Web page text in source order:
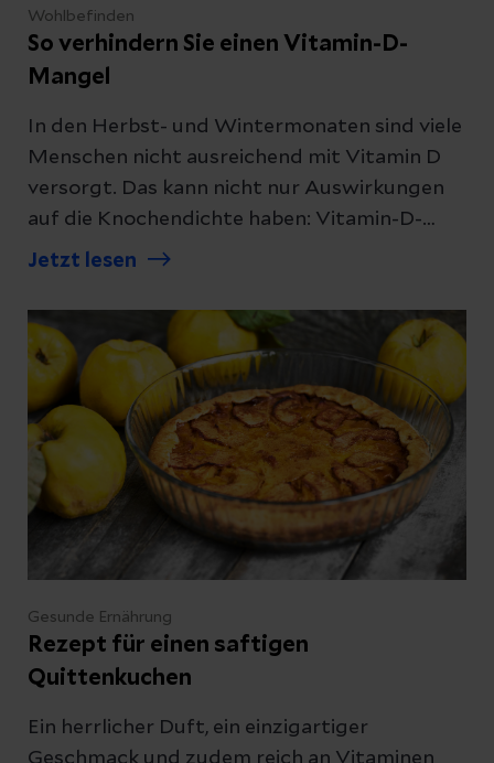
Wohlbefinden
So verhindern Sie einen Vitamin-D-
Mangel
In den Herbst- und Wintermonaten sind viele
Menschen nicht ausreichend mit Vitamin D
versorgt. Das kann nicht nur Auswirkungen
auf die Knochendichte haben: Vitamin-D-
Mangel wird auch mit Diabetes und
Wann aber ist die Einnahme von Präparaten
sinnvoll?
Jetzt lesen
Gesunde Ernährung
Rezept für einen saftigen
Quittenkuchen
Ein herrlicher Duft, ein einzigartiger
Geschmack und zudem reich an Vitaminen